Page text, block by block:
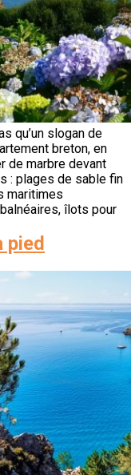
qu’un slogan de
breton, en
de marbre devant
: plages de sable fin
maritimes
îlots pour
pied